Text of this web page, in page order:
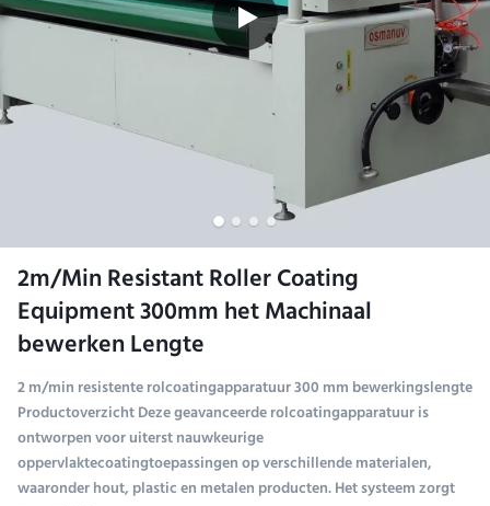
2m/Min Resistant Roller Coating
Equipment 300mm het Machinaal
bewerken Lengte
2 m/min resistente rolcoatingapparatuur 300 mm bewerkingslengte
Productoverzicht Deze geavanceerde rolcoatingapparatuur is
ontworpen voor uiterst nauwkeurige
oppervlaktecoatingtoepassingen op verschillende materialen,
waaronder hout, plastic en metalen producten. Het systeem zorgt